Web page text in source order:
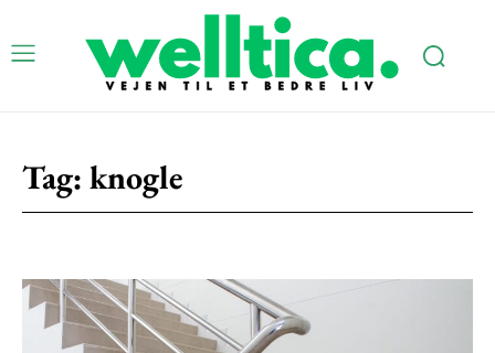
Subscription Plans
Free limited access
Tag: knogle